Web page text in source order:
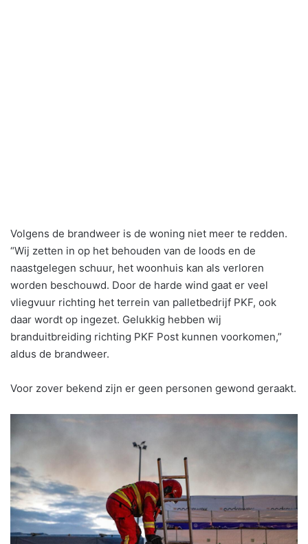
Volgens de brandweer is de woning niet meer te redden.
“Wij zetten in op het behouden van de loods en de
naastgelegen schuur, het woonhuis kan als verloren
worden beschouwd. Door de harde wind gaat er veel
vliegvuur richting het terrein van palletbedrijf PKF, ook
daar wordt op ingezet. Gelukkig hebben wij
branduitbreiding richting PKF Post kunnen voorkomen,”
aldus de brandweer.
Voor zover bekend zijn er geen personen gewond geraakt.